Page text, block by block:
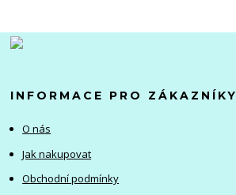
INFORMACE PRO ZÁKAZNÍKY
O nás
Jak nakupovat
Obchodní podmínky